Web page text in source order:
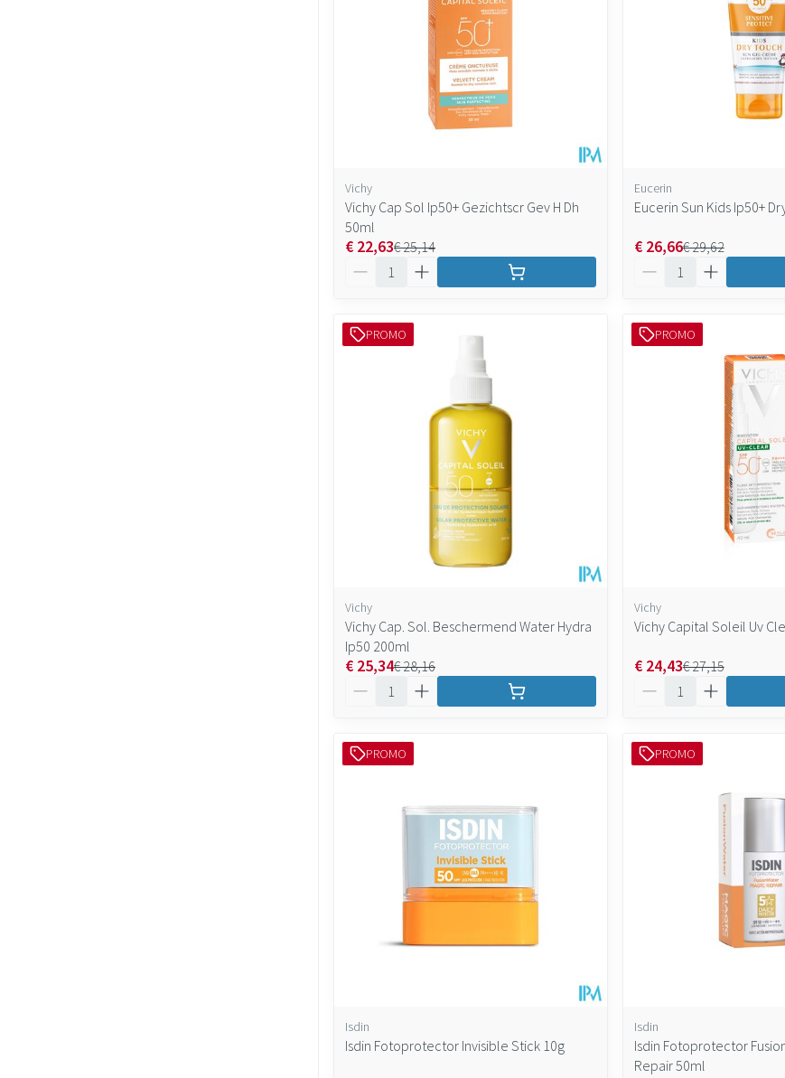
Vichy
Vichy Cap Sol Ip50+ Gezichtscr Gev H Dh
50ml
€ 25,14
€ 22,63
Eucerin
Eucerin Sun Kids Ip50+
€ 29,62
€ 26,66
PROMO
Vichy
Vichy Cap. Sol. Beschermend Water Hydra
Ip50 200ml
€ 28,16
€ 25,34
PROMO
Vichy
Vichy Capital Soleil Uv
€ 27,15
€ 24,43
PROMO
Isdin
Isdin Fotoprotector Invisible Stick 10g
PROMO
Isdin
Isdin Fotoprotector
Repair 50ml